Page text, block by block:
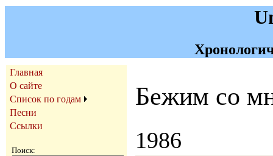
Главная
О сайте
Список по годам
Песни
Ссылки
Поиск:
Бежим со
1986